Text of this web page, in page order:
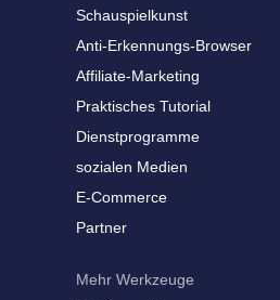
Schauspielkunst
Anti-Erkennungs-Browser
Affiliate-Marketing
Praktisches Tutorial
Dienstprogramme
sozialen Medien
E-Commerce
Partner
Mehr Werkzeuge